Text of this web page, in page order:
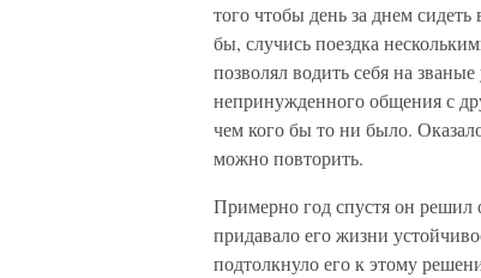
того чтобы день за днем
бы, случись поездка
позволял водить себя на
непринужденного общения с
чем кого бы то ни было.
можно повторить.
Примерно год спустя он решил
придавало его жизни
подтолкнуло его к этому